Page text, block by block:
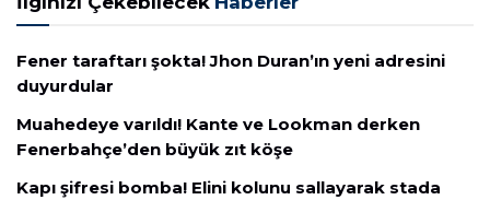
Fener taraftarı şokta! Jhon Duran’ın yeni adresini
duyurdular
Muahedeye varıldı! Kante ve Lookman derken
Fenerbahçe’den büyük zıt köşe
Kapı şifresi bomba! Elini kolunu sallayarak stada